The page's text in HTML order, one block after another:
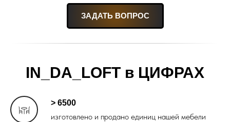
ЗАДАТЬ ВОПРОС
IN_DA_LOFT в ЦИФРАХ
> 6500
изготовлено и продано единиц нашей мебели